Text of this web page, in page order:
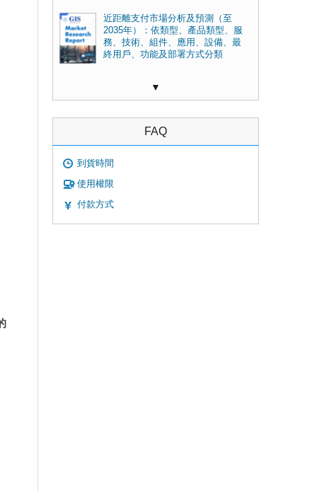
近距離支付市場分析及預測（至
2035年）：依類型、產品類型、服
務、技術、組件、應用、設備、最
終用戶、功能及部署方式分類
▼
FAQ
到貨時間
使用權限
付款方式